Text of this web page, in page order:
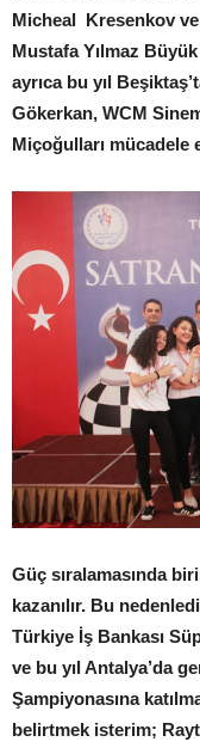
Micheal Kresenkov ve
Mustafa Yılmaz
ayrıca bu yıl
Gökerkan, WCM
Miçoğulları mücadele
Güç sıralamasında
kazanılır. Bu
Türkiye İş Bankası
ve bu yıl Antalya’da
Şampiyonasına
belirtmek isterim;